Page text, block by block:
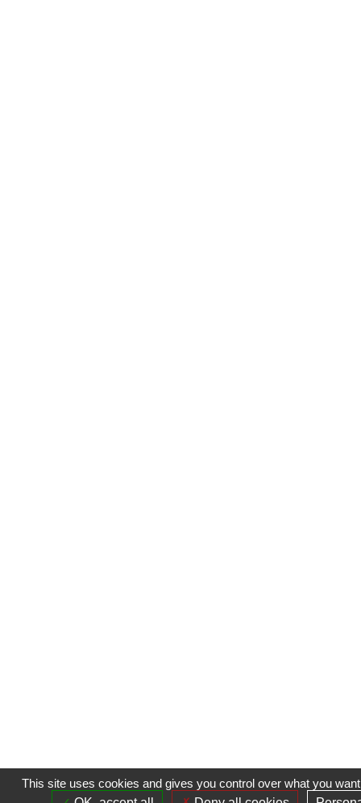
This site uses cookies and gives you control over what you